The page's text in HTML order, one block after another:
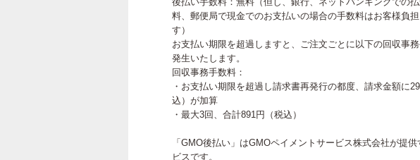
後払い手数料：無料（但し、銀行、ネットバンキングでの
料、郵便局で現金でのお支払いの場合の手数料はお客様負担
す）
お支払い期限を超過しますと、ご注文ごとに以下の回収事
発生いたします。
回収事務手数料：
・お支払い期限を超過し請求書再発行の都度、請求金額に
込）が加算
・最大3回、合計891円（税込）
「GMO後払い」はGMOペイメントサービス株式会社が提供
ビスです。